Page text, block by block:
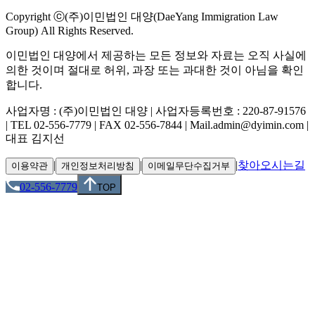
Copyright ⓒ(주)이민법인 대양(DaeYang Immigration Law
Group) All Rights Reserved.
이민법인 대양에서 제공하는 모든 정보와 자료는 오직 사실에
의한 것이며 절대로 허위, 과장 또는 과대한 것이 아님을 확인
합니다.
사업자명 : (주)이민법인 대양 | 사업자등록번호 : 220-87-91576
| TEL 02-556-7779 | FAX 02-556-7844 | Mail.admin@dyimin.com |
대표 김지선
이용약관 | 개인정보처리방침 | 이메일무단수집거부 |찾아오시는길
02-556-7779
TOP